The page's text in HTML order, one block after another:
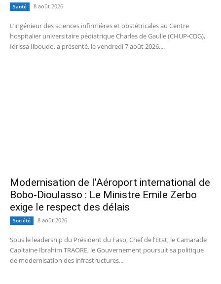
Santé 8 août 2026
L’ingénieur des sciences infirmières et obstétricales au Centre
hospitalier universitaire pédiatrique Charles de Gaulle (CHUP-CDG),
Idrissa Ilboudo, a présenté, le vendredi 7 août 2026,...
Modernisation de l’Aéroport international de
Bobo-Dioulasso : Le Ministre Emile Zerbo
exige le respect des délais
Société 8 août 2026
Sous le leadership du Président du Faso, Chef de l’Etat, le Camarade
Capitaine Ibrahim TRAORE, le Gouvernement poursuit sa politique
de modernisation des infrastructures...